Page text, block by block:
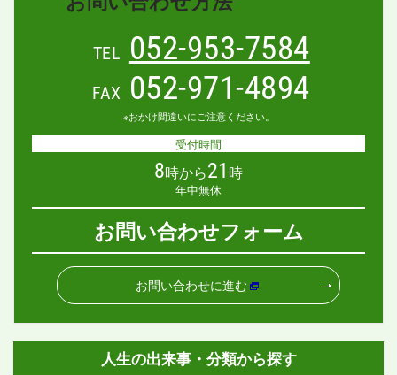
TEL 052-953-7584
FAX 052-971-4894
※おかけ間違いにご注意ください。
受付時間
8時から21 時
年中無休
お問い合わせフォーム
お問い合わせに進む
人生の出来事・分類から探す